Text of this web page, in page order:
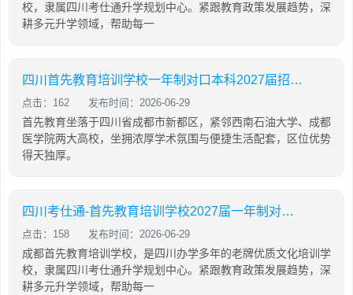
校，隶属四川考仕通升学规划中心。紧跟教育政策发展趋势，深
耕多元升学领域，帮助每一
四川首先教育培训学校一年制对口本科2027届招生情况，升学率
点击：162 发布时间：2026-06-29
首先教育坐落于四川省成都市新都区，紧邻西南石油大学、成都
医学院两大高校，坐拥浓厚学术氛围与便捷生活配套，区位优势
得天独厚。
四川考仕通-首先教育培训学校2027届一年制对口本科复读班招生简章
点击：158 发布时间：2026-06-29
成都首先教育培训学校，是四川办学多年的老牌优质文化培训学
校，隶属四川考仕通升学规划中心。紧跟教育政策发展趋势，深
耕多元升学领域，帮助每一